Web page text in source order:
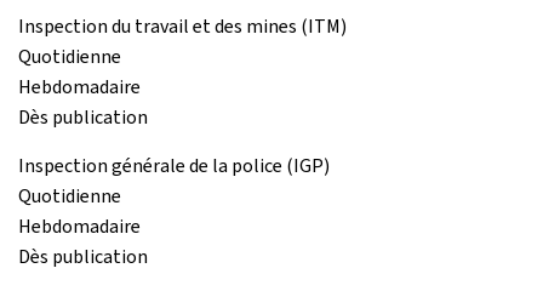
Inspection du travail et des mines (ITM)
Quotidienne
Hebdomadaire
Dès publication
Inspection générale de la police (IGP)
Quotidienne
Hebdomadaire
Dès publication